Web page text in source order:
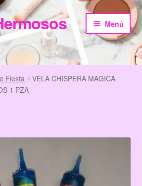
Menú
Fiesta
VELA CHISPERA MAGICA
1 PZA